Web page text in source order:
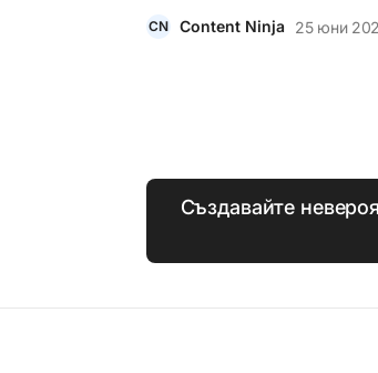
CN Content Ninja 25 юни
Създавайте